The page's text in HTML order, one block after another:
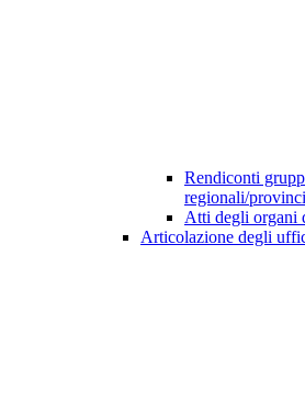
Rendiconti
regionali/
Atti degli organi
Articolazione degli